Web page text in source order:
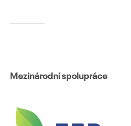
Mezinárodní spolupráce